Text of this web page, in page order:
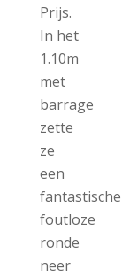
Prijs.
In het
1.10m
met
barrage
zette
ze
een
fantastische
foutloze
ronde
neer